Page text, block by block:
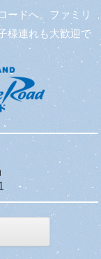
ードへ。ファミリ
様連れも大歓迎で
コンテン